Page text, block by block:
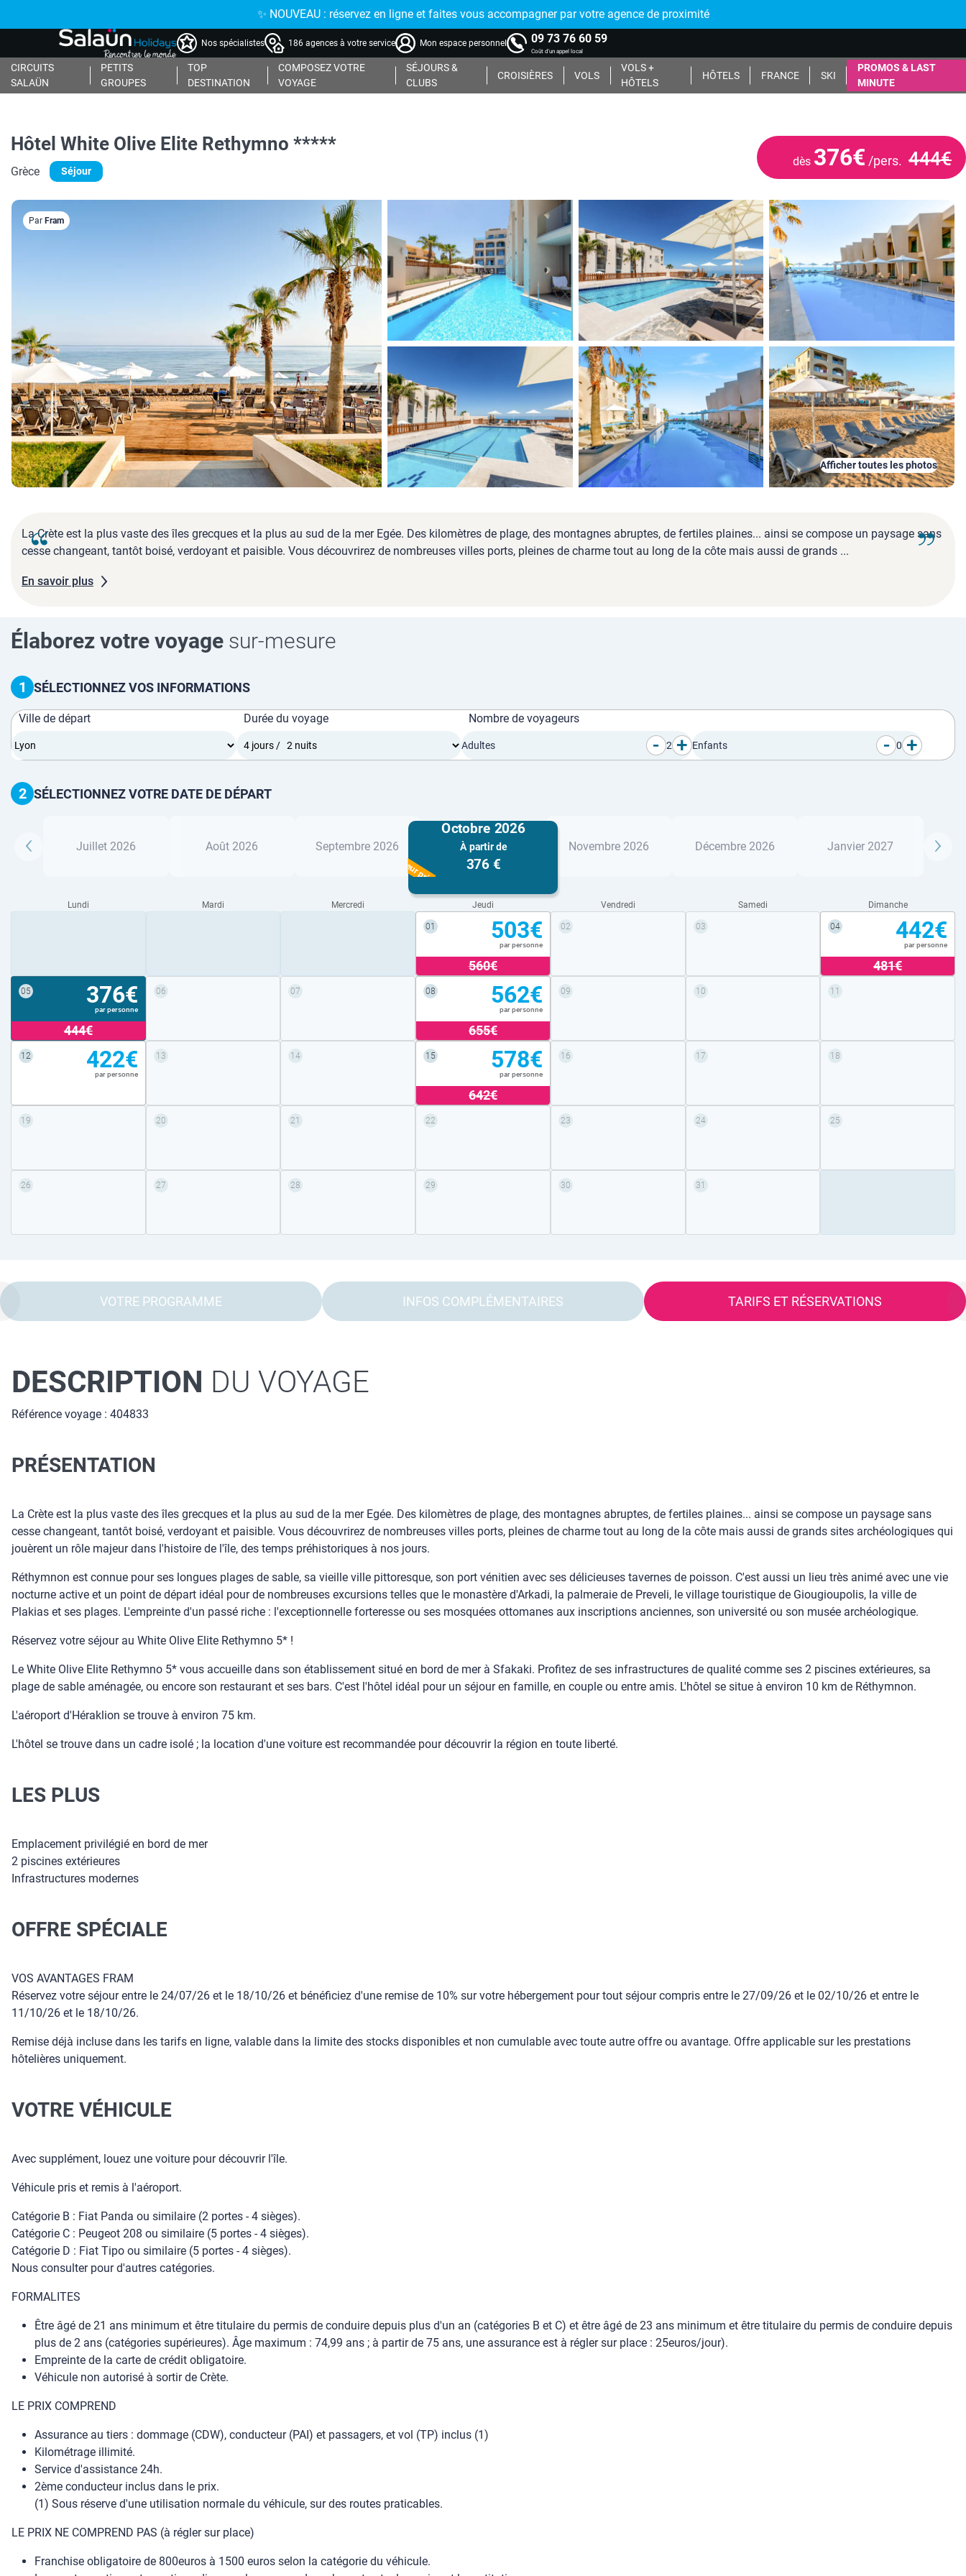
✨ NOUVEAU : réservez en ligne et faites vous accompagner par votre agence de proximité
Nos spécialistes 186 agences à votre service Mon espace personnel 09 73 76 60 59
Coût d'un appel local
CIRCUITS
SALAÜN
PETITS
GROUPES
TOP
DESTINATION
COMPOSEZ VOTRE
VOYAGE
SÉJOURS &
CLUBS
CROISIÈRES VOLS
VOLS +
HÔTELS
HÔTELS FRANCE SKI
PROMOS & LAST
MINUTE
dès 376€ /pers. 444€
Hôtel White Olive Elite Rethymno *****
Grèce Séjour
Afficher toutes les photos
Par Fram
La Crète est la plus vaste des îles grecques et la plus au sud de la mer Egée. Des kilomètres de plage, des montagnes abruptes, de fertiles plaines... ainsi se compose un paysage sans
cesse changeant, tantôt boisé, verdoyant et paisible. Vous découvrirez de nombreuses villes ports, pleines de charme tout au long de la côte mais aussi de grands ...
En savoir plus
Élaborez votre voyage sur-mesure
1 SÉLECTIONNEZ VOS INFORMATIONS
Ville de départ Durée du voyage Nombre de voyageurs
Adultes - 2 + Enfants - 0 +
2 SÉLECTIONNEZ VOTRE DATE DE DÉPART
Juillet 2026 Août 2026 Septembre 2026
Octobre 2026
À partir de
376 €
Meilleur prix
Novembre 2026 Décembre 2026 Janvier 2027
Lundi Mardi Mercredi Jeudi Vendredi Samedi Dimanche
01 503€
par personne
560€
02 03 04 442€
par personne
481€
05 376€
par personne
444€
06 07 08 562€
par personne
655€
09 10 11
12 422€
par personne
13 14 15 578€
par personne
642€
16 17 18
19 20 21 22 23 24 25
26 27 28 29 30 31
VOTRE PROGRAMME INFOS COMPLÉMENTAIRES TARIFS ET RÉSERVATIONS
DESCRIPTION DU VOYAGE
Référence voyage : 404833
PRÉSENTATION
La Crète est la plus vaste des îles grecques et la plus au sud de la mer Egée. Des kilomètres de plage, des montagnes abruptes, de fertiles plaines... ainsi se compose un paysage sans
cesse changeant, tantôt boisé, verdoyant et paisible. Vous découvrirez de nombreuses villes ports, pleines de charme tout au long de la côte mais aussi de grands sites archéologiques qui
jouèrent un rôle majeur dans l'histoire de l'île, des temps préhistoriques à nos jours.
Réthymnon est connue pour ses longues plages de sable, sa vieille ville pittoresque, son port vénitien avec ses délicieuses tavernes de poisson. C'est aussi un lieu très animé avec une vie
nocturne active et un point de départ idéal pour de nombreuses excursions telles que le monastère d'Arkadi, la palmeraie de Preveli, le village touristique de Giougioupolis, la ville de
Plakias et ses plages. L'empreinte d'un passé riche : l'exceptionnelle forteresse ou ses mosquées ottomanes aux inscriptions anciennes, son université ou son musée archéologique.
Réservez votre séjour au White Olive Elite Rethymno 5* !
Le White Olive Elite Rethymno 5* vous accueille dans son établissement situé en bord de mer à Sfakaki. Profitez de ses infrastructures de qualité comme ses 2 piscines extérieures, sa
plage de sable aménagée, ou encore son restaurant et ses bars. C'est l'hôtel idéal pour un séjour en famille, en couple ou entre amis. L'hôtel se situe à environ 10 km de Réthymnon.
L'aéroport d'Héraklion se trouve à environ 75 km.
L'hôtel se trouve dans un cadre isolé ; la location d'une voiture est recommandée pour découvrir la région en toute liberté.
LES PLUS
Emplacement privilégié en bord de mer
2 piscines extérieures
Infrastructures modernes
OFFRE SPÉCIALE
VOS AVANTAGES FRAM
Réservez votre séjour entre le 24/07/26 et le 18/10/26 et bénéficiez d'une remise de 10% sur votre hébergement pour tout séjour compris entre le 27/09/26 et le 02/10/26 et entre le
11/10/26 et le 18/10/26.
Remise déjà incluse dans les tarifs en ligne, valable dans la limite des stocks disponibles et non cumulable avec toute autre offre ou avantage. Offre applicable sur les prestations
hôtelières uniquement.
VOTRE VÉHICULE
Avec supplément, louez une voiture pour découvrir l'île.
Véhicule pris et remis à l'aéroport.
Catégorie B : Fiat Panda ou similaire (2 portes - 4 sièges).
Catégorie C : Peugeot 208 ou similaire (5 portes - 4 sièges).
Catégorie D : Fiat Tipo ou similaire (5 portes - 4 sièges).
Nous consulter pour d'autres catégories.
FORMALITES
Être âgé de 21 ans minimum et être titulaire du permis de conduire depuis plus d'un an (catégories B et C) et être âgé de 23 ans minimum et être titulaire du permis de conduire depuis
plus de 2 ans (catégories supérieures). Âge maximum : 74,99 ans ; à partir de 75 ans, une assurance est à régler sur place : 25euros/jour).
Empreinte de la carte de crédit obligatoire.
Véhicule non autorisé à sortir de Crète.
LE PRIX COMPREND
Assurance au tiers : dommage (CDW), conducteur (PAI) et passagers, et vol (TP) inclus (1)
Kilométrage illimité.
Service d'assistance 24h.
2ème conducteur inclus dans le prix.
(1) Sous réserve d'une utilisation normale du véhicule, sur des routes praticables.
LE PRIX NE COMPREND PAS (à régler sur place)
Franchise obligatoire de 800euros à 1500 euros selon la catégorie du véhicule.